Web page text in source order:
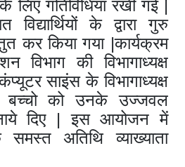
लिए गतिविधिया रखी गई |
विद्यार्थियों के द्वारा गुरु
कर किया गया |कार्यक्रम
विभाग की विभागाध्यक्ष
साइंस के विभागाध्यक्ष
को उनके उज्जवल
दिए | इस आयोजन में
अतिथि व्याख्याता